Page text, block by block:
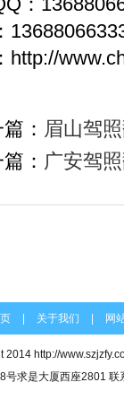
http://
： 眉山驾
： 广安驾
关于我们 网
2014 http://
号求是大厦西座2801